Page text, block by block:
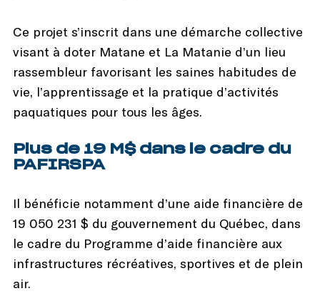
Ce projet s’inscrit dans une démarche collective
visant à doter Matane et La Matanie d’un lieu
rassembleur favorisant les saines habitudes de
vie, l’apprentissage et la pratique d’activités
paquatiques pour tous les âges.
Plus de 19 M$ dans le cadre du
PAFIRSPA
Il bénéficie notamment d’une aide financière de
19 050 231 $ du gouvernement du Québec, dans
le cadre du Programme d’aide financière aux
infrastructures récréatives, sportives et de plein
air.